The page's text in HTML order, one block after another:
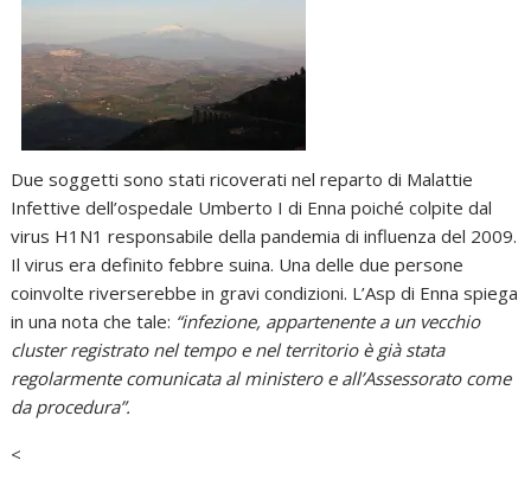
Due soggetti sono stati ricoverati nel reparto di Malattie
Infettive dell’ospedale Umberto I di Enna poiché colpite dal
virus H1N1 responsabile della pandemia di influenza del 2009.
Il virus era definito febbre suina. Una delle due persone
coinvolte riverserebbe in gravi condizioni. L’Asp di Enna spiega
in una nota che tale: “infezione, appartenente a un vecchio
cluster registrato nel tempo e nel territorio è già stata
regolarmente comunicata al ministero e all’Assessorato come
da procedura”.
<